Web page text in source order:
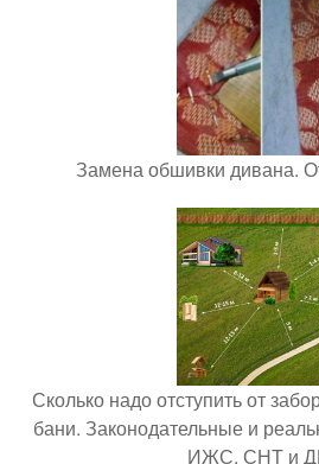
Замена обшивки дивана.
Сколько надо отступить от
бани. Законодательные и
ИЖС, СНТ и